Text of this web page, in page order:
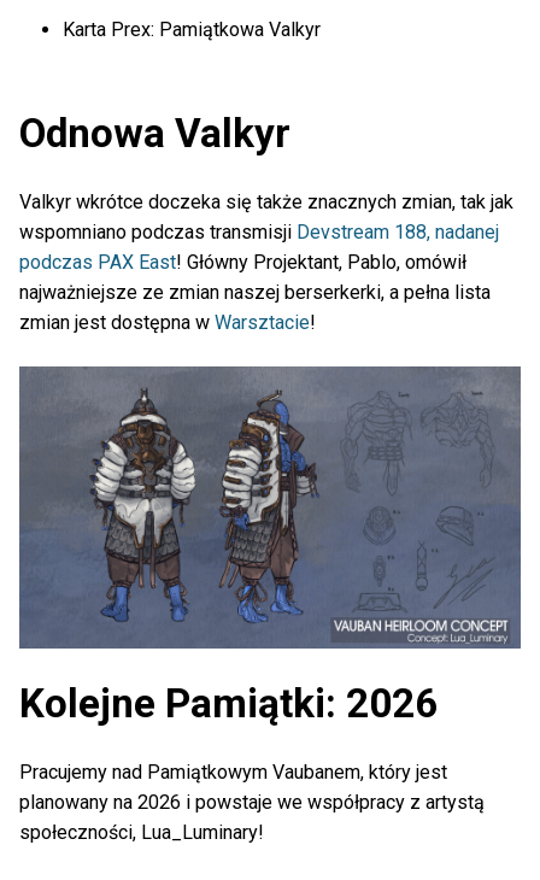
Karta Prex: Pamiątkowa Valkyr
Odnowa Valkyr
Valkyr wkrótce doczeka się także znacznych zmian, tak jak
wspomniano podczas transmisji Devstream 188, nadanej
podczas PAX East! Główny Projektant, Pablo, omówił
najważniejsze ze zmian naszej berserkerki, a pełna lista
zmian jest dostępna w Warsztacie!
Kolejne Pamiątki: 2026
Pracujemy nad Pamiątkowym Vaubanem, który jest
planowany na 2026 i powstaje we współpracy z artystą
społeczności, Lua_Luminary!